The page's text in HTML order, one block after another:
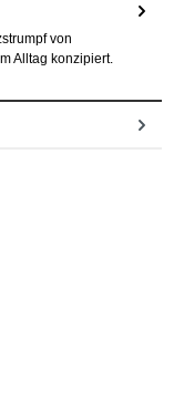
von
Alltag konzipiert.